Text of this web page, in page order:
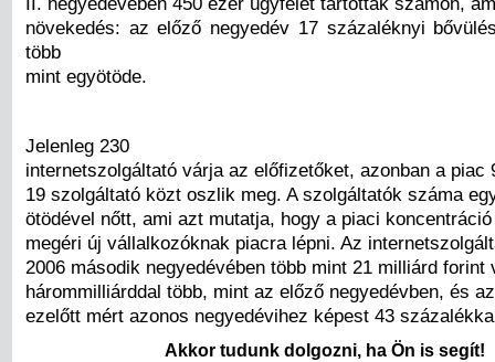
növekedés: az előző negyedév 17 százaléknyi
több
mint egyötöde.
Jelenleg 230
internetszolgáltató várja az előfizetőket, azonban a piac
19 szolgáltató közt oszlik meg. A szolgáltatók száma
ötödével nőtt, ami azt mutatja, hogy a piaci
megéri új vállalkozóknak piacra lépni. Az
2006 második negyedévében több mint 21 milliárd forint
hárommilliárddal több, mint az előző negyedévben, és
ezelőtt mért azonos negyedévihez képest 43
Akkor tudunk dolgozni, ha Ön is segít!